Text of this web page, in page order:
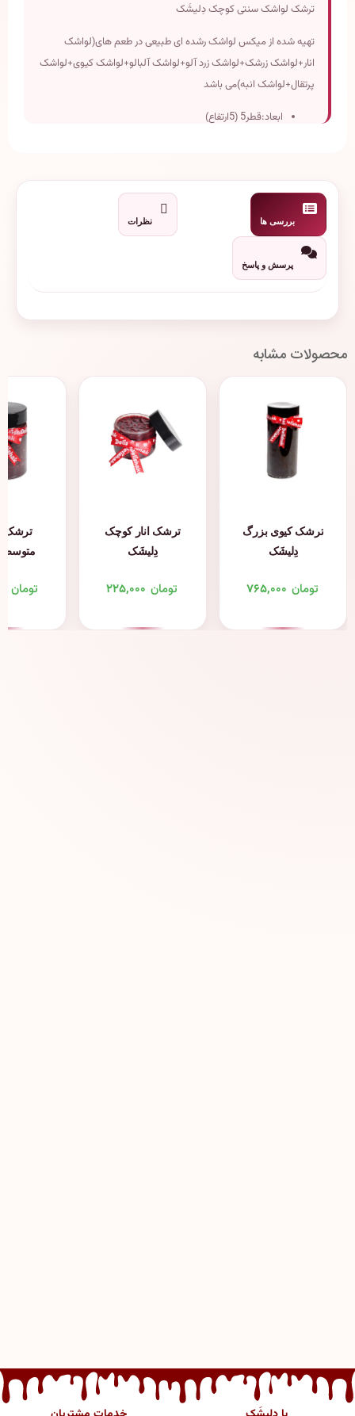
ترشک لواشک سنتی کوچک دِلیشَک
تهیه شده از میکس لواشک رشده ای طبیعی در طعم های(لواشک
انار+لواشک زرشک+لواشک زرد آلو+لواشک آلبالو+لواشک کیوی+لواشک
پرتقال+لواشک انبه)می باشد
ابعاد:قطر5 (5ارتفاع)
بررسی ها نظرات
پرسش و پاسخ
محصولات مشابه
ترشک کیوی بزرگ
دِلیشَک
۷۶۵,۰۰۰ تومان
ترشک انار کوچک
دِلیشَک
۲۲۵,۰۰۰ تومان
ترشک
متوسط
تومان